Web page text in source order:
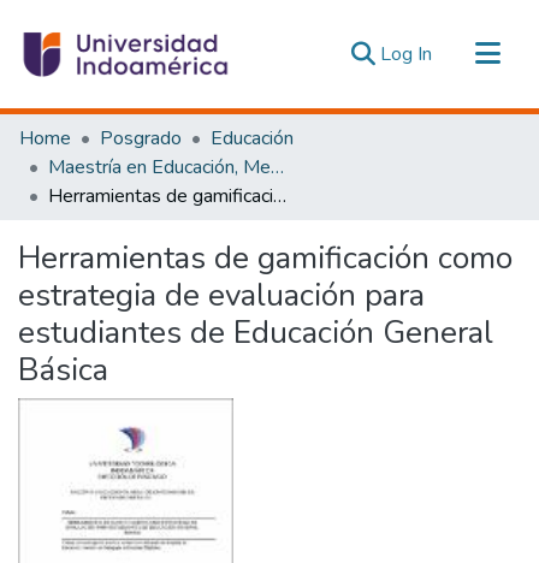
Log In (current)
Communities & Collections
All of DSpace
Statistics
Home Posgrado
Educación
Maestría en Educación, Mención Pedagogía en Entornos Digitales
Herramientas de gamificación como estrategia de evaluación para estudiantes de Educación General Básica
Herramientas de gamificación como
estrategia de evaluación para
estudiantes de Educación General
Básica